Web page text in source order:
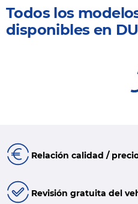
Todos los
disponibles en
Relación calidad /
Revisión gratuita del